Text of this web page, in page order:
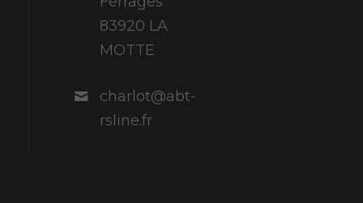
83920 LA
MOTTE
charlot@abt-
rsline.fr